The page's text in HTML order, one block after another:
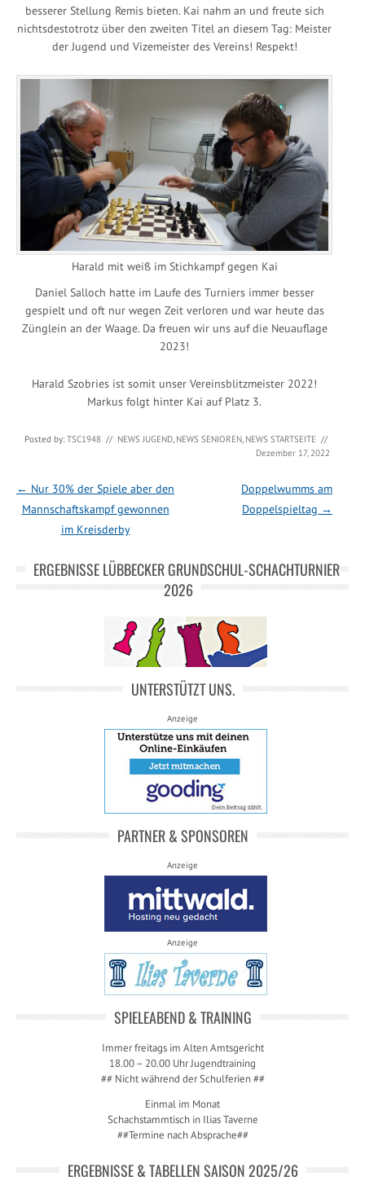
besserer Stellung Remis bieten. Kai nahm an und freute sich
nichtsdestotrotz über den zweiten Titel an diesem Tag: Meister
der Jugend und Vizemeister des Vereins! Respekt!
Harald mit weiß im Stichkampf gegen Kai
Daniel Salloch hatte im Laufe des Turniers immer besser
gespielt und oft nur wegen Zeit verloren und war heute das
Zünglein an der Waage. Da freuen wir uns auf die Neuauflage
2023!
Harald Szobries ist somit unser Vereinsblitzmeister 2022!
Markus folgt hinter Kai auf Platz 3.
Posted by:TSC1948 // NEWS JUGEND, NEWS SENIOREN, NEWS STARTSEITE //
Dezember 17, 2022
Post navigation
← Nur 30% der Spiele aber den
Mannschaftskampf gewonnen
im Kreisderby
Doppelwumms am
Doppelspieltag →
ERGEBNISSE LÜBBECKER GRUNDSCHUL-SCHACHTURNIER
2026
UNTERSTÜTZT UNS.
Anzeige
PARTNER & SPONSOREN
Anzeige
Anzeige
SPIELEABEND & TRAINING
Immer freitags im Alten Amtsgericht
18.00 – 20.00 Uhr Jugendtraining
## Nicht während der Schulferien ##
Einmal im Monat
Schachstammtisch in Ilias Taverne
##Termine nach Absprache##
ERGEBNISSE & TABELLEN SAISON 2025/26